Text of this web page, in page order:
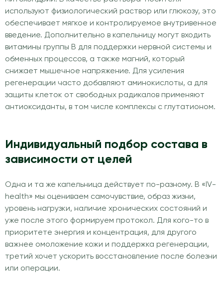
используют физиологический раствор или глюкозу, это
обеспечивает мягкое и контролируемое внутривенное
введение. Дополнительно в капельницу могут входить
витамины группы B для поддержки нервной системы и
обменных процессов, а также магний, который
снижает мышечное напряжение. Для усиления
регенерации часто добавляют аминокислоты, а для
защиты клеток от свободных радикалов применяют
антиоксиданты, в том числе комплексы с глутатионом.
Индивидуальный подбор состава в
зависимости от целей
Одна и та же капельница действует по-разному. В «IV-
health» мы оцениваем самочувствие, образ жизни,
уровень нагрузки, наличие хронических состояний и
уже после этого формируем протокол. Для кого-то в
приоритете энергия и концентрация, для другого
важнее омоложение кожи и поддержка регенерации,
третий хочет ускорить восстановление после болезни
или операции.